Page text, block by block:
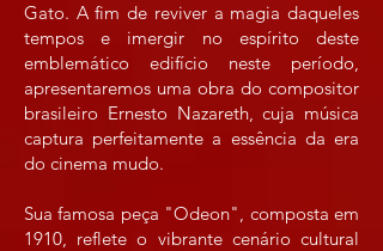
Gato. A fim de reviver a magia daqueles
tempos e imergir no espírito deste
emblemático edifício neste período,
apresentaremos uma obra do compositor
brasileiro Ernesto Nazareth, cuja música
captura perfeitamente a essência da era
do cinema mudo.
Sua famosa peça "Odeon", composta em
1910, reflete o vibrante cenário cultural